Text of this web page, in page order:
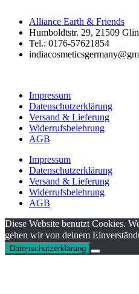
Alliance Earth & Friends
Humboldtstr. 29, 21509
Tel.: 0176-57621854
Impressum
Datenschutzerklärung
Versand & Lieferung
Widerrufsbelehrung
AGB
Impressum
Datenschutzerklärung
Versand & Lieferung
Widerrufsbelehrung
AGB
Diese Website benutzt Cookies.
gehen wir von deinem
Datenschutzerklärung